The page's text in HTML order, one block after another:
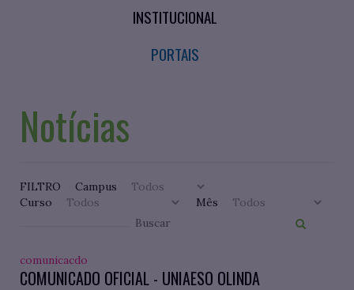
INSTITUCIONAL
PORTAIS
Notícias
FILTRO
Campus
Curso
Mês
comunicacdo
COMUNICADO OFICIAL - UNIAESO OLINDA